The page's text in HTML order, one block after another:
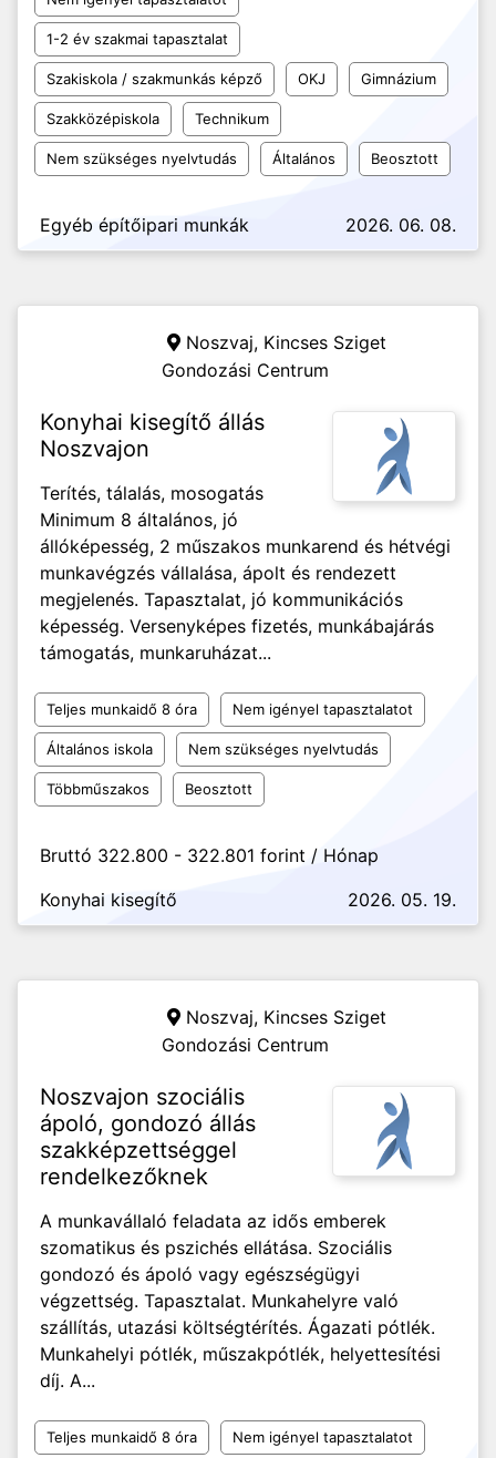
1-2 év szakmai tapasztalat
Szakiskola / szakmunkás képző OKJ Gimnázium
Szakközépiskola Technikum
Nem szükséges nyelvtudás Általános Beosztott
Egyéb építőipari munkák 2026. 06. 08.
Noszvaj, Kincses Sziget
Gondozási Centrum
Konyhai kisegítő állás
Noszvajon
Terítés, tálalás, mosogatás
Minimum 8 általános, jó
állóképesség, 2 műszakos munkarend és hétvégi
munkavégzés vállalása, ápolt és rendezett
megjelenés. Tapasztalat, jó kommunikációs
képesség. Versenyképes fizetés, munkábajárás
támogatás, munkaruházat...
Teljes munkaidő 8 óra Nem igényel tapasztalatot
Általános iskola Nem szükséges nyelvtudás
Többműszakos Beosztott
Bruttó 322.800 - 322.801 forint / Hónap
Konyhai kisegítő
2026. 05. 19.
Noszvaj, Kincses Sziget
Gondozási Centrum
Noszvajon szociális
ápoló, gondozó állás
szakképzettséggel
rendelkezőknek
A munkavállaló feladata az idős emberek
szomatikus és pszichés ellátása. Szociális
gondozó és ápoló vagy egészségügyi
végzettség. Tapasztalat. Munkahelyre való
szállítás, utazási költségtérítés. Ágazati pótlék.
Munkahelyi pótlék, műszakpótlék, helyettesítési
díj. A...
Teljes munkaidő 8 óra Nem igényel tapasztalatot